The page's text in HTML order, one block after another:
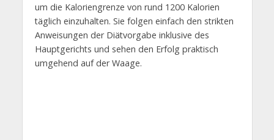
um die Kaloriengrenze von rund 1200 Kalorien
täglich einzuhalten. Sie folgen einfach den strikten
Anweisungen der Diätvorgabe inklusive des
Hauptgerichts und sehen den Erfolg praktisch
umgehend auf der Waage.